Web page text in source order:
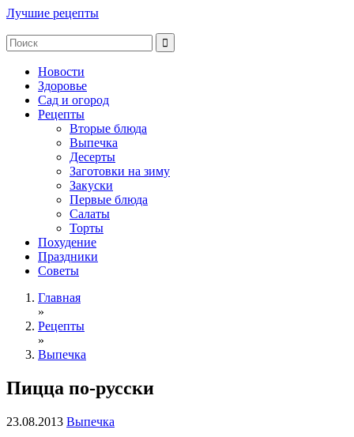
Лучшие рецепты
Новости
Здоровье
Сад и огород
Рецепты
Вторые блюда
Выпечка
Десерты
Заготовки на зиму
Закуски
Первые блюда
Салаты
Торты
Похудение
Праздники
Советы
Главная
»
Рецепты
»
Выпечка
Пицца по-русски
23.08.2013 Выпечка